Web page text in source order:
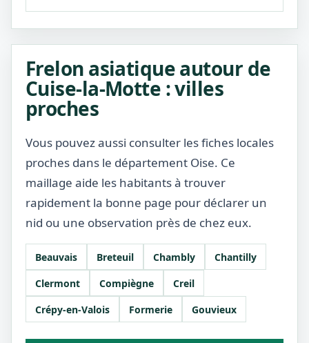
Frelon asiatique autour de
Cuise-la-Motte : villes
proches
Vous pouvez aussi consulter les fiches locales
proches dans le département Oise. Ce
maillage aide les habitants à trouver
rapidement la bonne page pour déclarer un
nid ou une observation près de chez eux.
Beauvais Breteuil Chambly
Chantilly
Clermont
Compiègne
Creil
Crépy-en-Valois
Formerie Gouvieux